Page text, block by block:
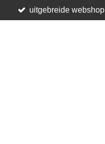
uitgebreide webshop